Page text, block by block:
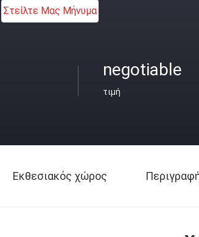
Στείλτε Μας Μήνυμα
negotiable
τιμή
Εκθεσιακός χώρος